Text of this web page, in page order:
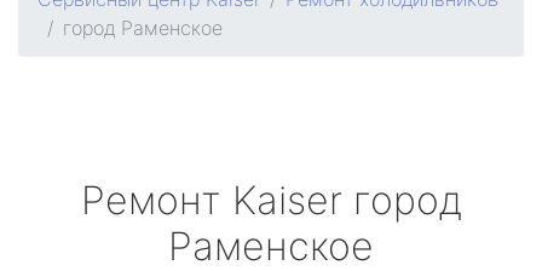
город Раменское
Ремонт Kaiser город
Раменское